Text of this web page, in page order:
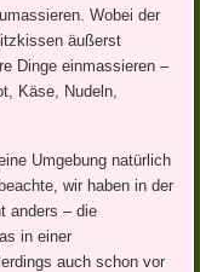
Wobei der
äußerst
Dinge einmassieren –
Käse, Nudeln,
Umgebung natürlich
wir haben in der
anders – die
in einer
auch schon vor